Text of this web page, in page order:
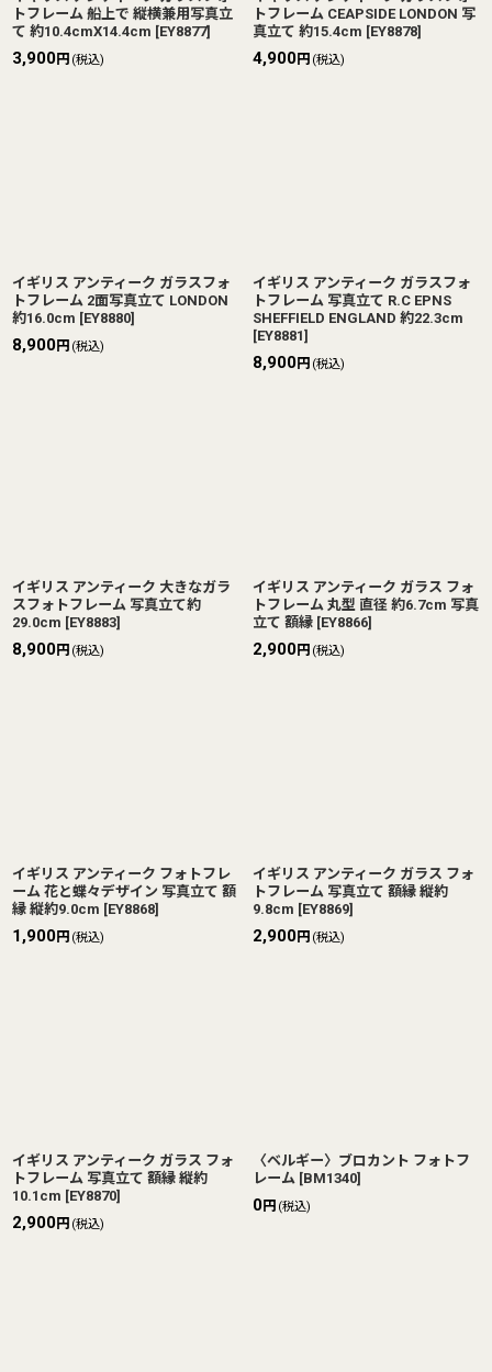
トフレーム 船上で 縦横兼用写真立
て 約10.4cmX14.4cm [EY8877]
3,900円 (税込)
トフレーム CEAPSIDE LONDON 写
真立て 約15.4cm [EY8878]
4,900円 (税込)
イギリス アンティーク ガラスフォ
トフレーム 2面写真立て LONDON
約16.0cm [EY8880]
8,900円 (税込)
イギリス アンティーク ガラスフォ
トフレーム 写真立て R.C EPNS
SHEFFIELD ENGLAND 約22.3cm
[EY8881]
8,900円 (税込)
イギリス アンティーク 大きなガラ
スフォトフレーム 写真立て約
29.0cm [EY8883]
8,900円 (税込)
イギリス アンティーク ガラス フォ
トフレーム 丸型 直径 約6.7cm 写真
立て 額縁 [EY8866]
2,900円 (税込)
イギリス アンティーク フォトフレ
ーム 花と蝶々デザイン 写真立て 額
縁 縦約9.0cm [EY8868]
1,900円 (税込)
イギリス アンティーク ガラス フォ
トフレーム 写真立て 額縁 縦約
9.8cm [EY8869]
2,900円 (税込)
イギリス アンティーク ガラス フォ
トフレーム 写真立て 額縁 縦約
10.1cm [EY8870]
2,900円 (税込)
〈ベルギー〉ブロカント フォトフ
レーム [BM1340]
0円 (税込)